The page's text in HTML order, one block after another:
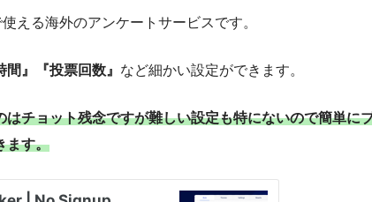
える海外のアンケートサービスです。
間』『投票回数』 など細かい設定ができます。
はチョット残念ですが難しい設定も特にないので簡単に
ます。